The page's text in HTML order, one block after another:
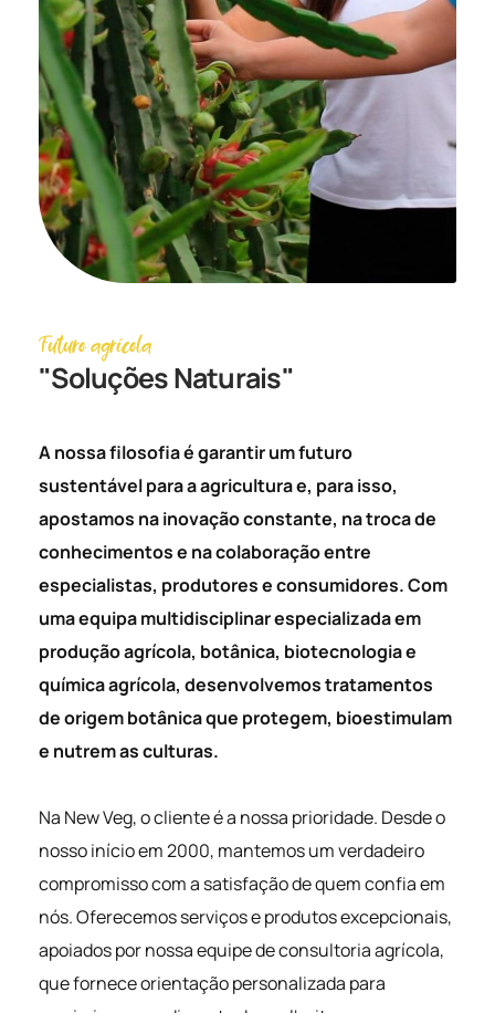
Futuro agrícola
"Soluções Naturais"
A nossa filosofia é garantir um futuro
sustentável para a agricultura e, para isso,
apostamos na inovação constante, na troca de
conhecimentos e na colaboração entre
especialistas, produtores e consumidores. Com
uma equipa multidisciplinar especializada em
produção agrícola, botânica, biotecnologia e
química agrícola, desenvolvemos tratamentos
de origem botânica que protegem, bioestimulam
e nutrem as culturas.
Na New Veg, o cliente é a nossa prioridade. Desde o
nosso início em 2000, mantemos um verdadeiro
compromisso com a satisfação de quem confia em
nós. Oferecemos serviços e produtos excepcionais,
apoiados por nossa equipe de consultoria agrícola,
que fornece orientação personalizada para